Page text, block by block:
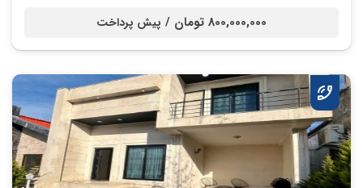
800,000,000 تومان / پیش پرداخت